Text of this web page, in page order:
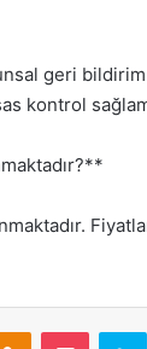
geri
kontrol
Odnoklassniki
Pocket